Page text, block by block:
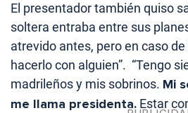
El presentador también quiso
soltera entraba entre sus
atrevido antes, pero en caso
hacerlo con alguien”. “Tengo
madrileños y mis sobrinos. Mi
me llama presidenta. Estar